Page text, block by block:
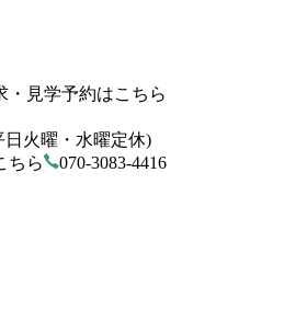
・見学予約はこちら
日火曜・水曜定休)
ちら
070-3083-4416